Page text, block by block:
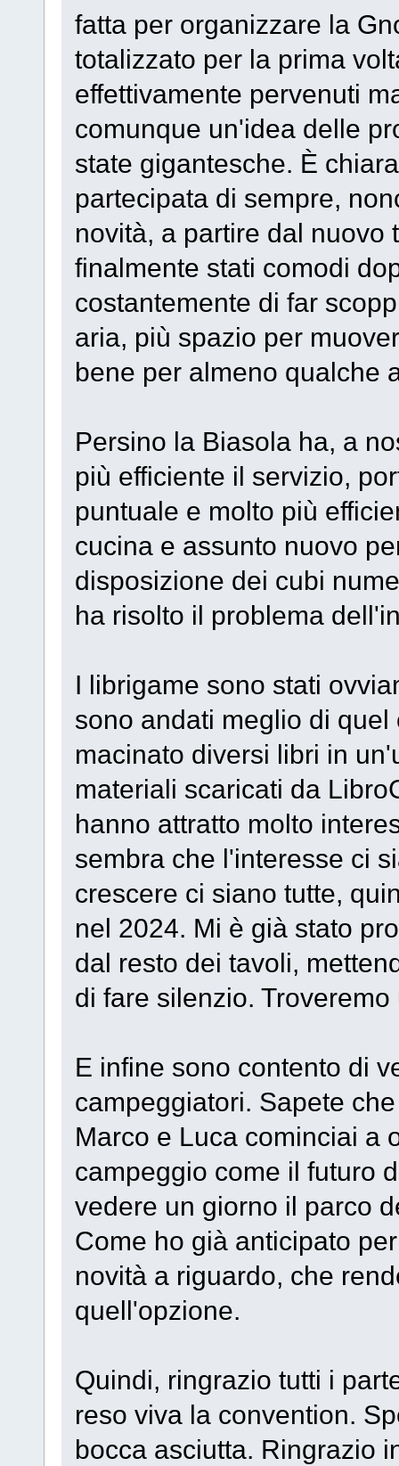
fatta per organizzare la
totalizzato per la prima
effettivamente pervenuti
comunque un'idea delle
state gigantesche. È
partecipata di sempre,
novità, a partire dal nuovo
finalmente stati comodi
costantemente di far
aria, più spazio per
bene per almeno qualche
Persino la Biasola ha, a
più efficiente il servizio,
puntuale e molto più
cucina e assunto nuovo
disposizione dei cubi
ha risolto il problema
I librigame sono stati
sono andati meglio di
macinato diversi libri in
materiali scaricati da
hanno attratto molto
sembra che l'interesse ci
crescere ci siano tutte,
nel 2024. Mi è già stato
dal resto dei tavoli,
di fare silenzio.
E infine sono contento di
campeggiatori. Sapete
Marco e Luca cominciai a
campeggio come il futuro
vedere un giorno il parco
Come ho già anticipato
novità a riguardo, che
quell'opzione.
Quindi, ringrazio tutti i
reso viva la convention.
bocca asciutta. Ringrazio